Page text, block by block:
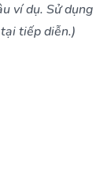
ví dụ. Sử dụng
tiếp diễn.)